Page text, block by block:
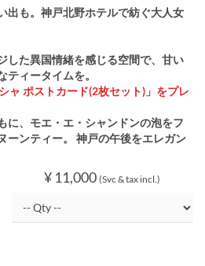
出も。神戸北野ホテルで紡ぐ大人女
した異国情緒を感じる空間で、甘い
ィータイムを。
ャ ポストカード(2枚セット)」をプレ
に、モエ・エ・シャンドンの泡をフ
ーンティー。 神戸の午後をエレガン
¥ 11,000 (Svc & tax incl.)